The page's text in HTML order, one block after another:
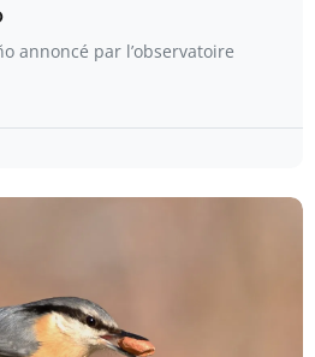
annoncé par l’observatoire